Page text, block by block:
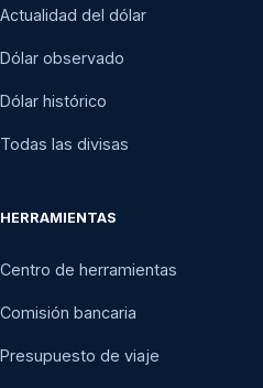
Actualidad del dólar
Dólar observado
Dólar histórico
Todas las divisas
HERRAMIENTAS
Centro de herramientas
Comisión bancaria
Presupuesto de viaje